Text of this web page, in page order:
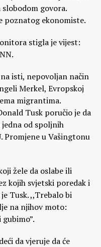
slobodom govora.
poznatog ekonomiste.
stigla je vijest:
isti, nepovoljan način
Merkel, Evropskoj
migrantima.
Tusk poručio je da
od spoljnih
Promjene u Vašingtonu
žele da oslabe ili
kojih svjetski poredak i
Tusk. ,,Trebalo bi
na njihov moto:
da vjeruje da će